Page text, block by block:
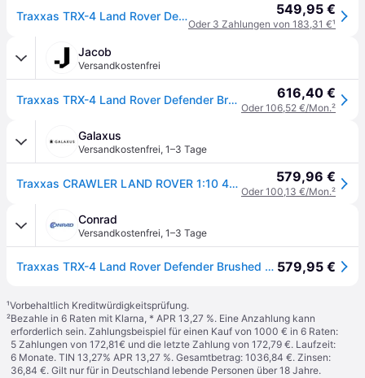
Traxxas TRX-4 Land Rover Defender 1:10 RTR silber 549,95 €
Oder 3 Zahlungen von 183,31 €¹
Jacob
Versandkostenfrei
Traxxas TRX-4 Land Rover Defender Brushed 1:10 RC Modellauto Elektro Crawler Allradantrieb (4WD) RtR 2,4 GHz (82256-4-SLVR) 616,40 €
Oder 106,52 €/Mon.²
Galaxus
Versandkostenfrei, 1–3 Tage
Traxxas CRAWLER LAND ROVER 1:10 4WD EP RTR SILVER - CLIPLESS OHNE LadegerÃ¤t und OHNE Akku (RTR Ready-to-Run) 579,96 €
Oder 100,13 €/Mon.²
Conrad
Versandkostenfrei, 1–3 Tage
Traxxas TRX-4 Land Rover Defender Brushed 1:10 RC Modellauto Elektro Crawler Allradantrieb (4WD) RtR 2,4 GHz 579,95 €
¹Vorbehaltlich Kreditwürdigkeitsprüfung.
²Bezahle in 6 Raten mit Klarna, * APR 13,27 %. Eine Anzahlung kann
erforderlich sein. Zahlungsbeispiel für einen Kauf von 1000 € in 6 Raten:
5 Zahlungen von 172,81€ und die letzte Zahlung von 172,79 €. Laufzeit:
6 Monate. TIN 13,27% APR 13,27 %. Gesamtbetrag: 1036,84 €. Zinsen:
36,84 €. Gilt nur für in Deutschland lebende Personen über 18 Jahre.